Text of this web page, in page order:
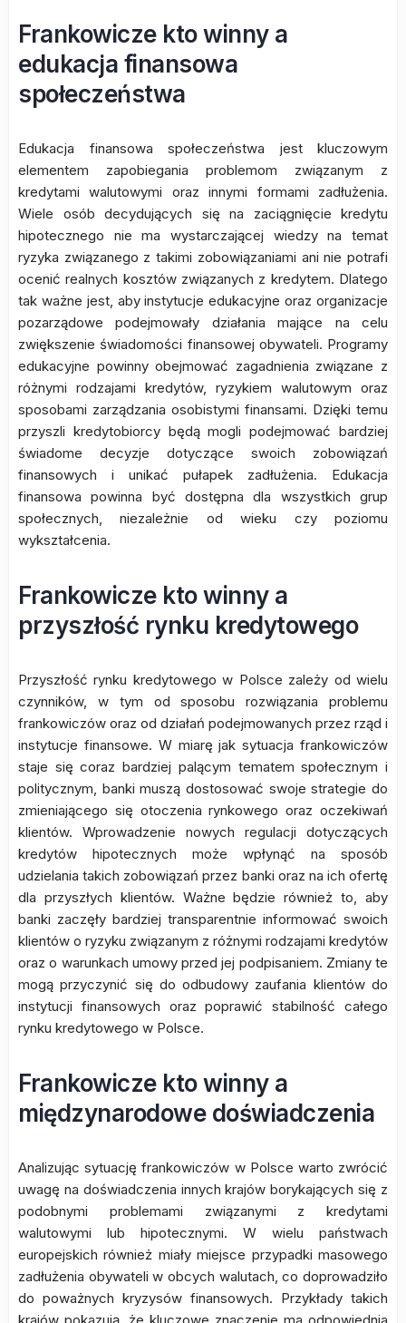
Frankowicze kto winny a
edukacja finansowa
społeczeństwa
Edukacja finansowa społeczeństwa jest kluczowym
elementem zapobiegania problemom związanym z
kredytami walutowymi oraz innymi formami zadłużenia.
Wiele osób decydujących się na zaciągnięcie kredytu
hipotecznego nie ma wystarczającej wiedzy na temat
ryzyka związanego z takimi zobowiązaniami ani nie potrafi
ocenić realnych kosztów związanych z kredytem. Dlatego
tak ważne jest, aby instytucje edukacyjne oraz organizacje
pozarządowe podejmowały działania mające na celu
zwiększenie świadomości finansowej obywateli. Programy
edukacyjne powinny obejmować zagadnienia związane z
różnymi rodzajami kredytów, ryzykiem walutowym oraz
sposobami zarządzania osobistymi finansami. Dzięki temu
przyszli kredytobiorcy będą mogli podejmować bardziej
świadome decyzje dotyczące swoich zobowiązań
finansowych i unikać pułapek zadłużenia. Edukacja
finansowa powinna być dostępna dla wszystkich grup
społecznych, niezależnie od wieku czy poziomu
wykształcenia.
Frankowicze kto winny a
przyszłość rynku kredytowego
Przyszłość rynku kredytowego w Polsce zależy od wielu
czynników, w tym od sposobu rozwiązania problemu
frankowiczów oraz od działań podejmowanych przez rząd i
instytucje finansowe. W miarę jak sytuacja frankowiczów
staje się coraz bardziej palącym tematem społecznym i
politycznym, banki muszą dostosować swoje strategie do
zmieniającego się otoczenia rynkowego oraz oczekiwań
klientów. Wprowadzenie nowych regulacji dotyczących
kredytów hipotecznych może wpłynąć na sposób
udzielania takich zobowiązań przez banki oraz na ich ofertę
dla przyszłych klientów. Ważne będzie również to, aby
banki zaczęły bardziej transparentnie informować swoich
klientów o ryzyku związanym z różnymi rodzajami kredytów
oraz o warunkach umowy przed jej podpisaniem. Zmiany te
mogą przyczynić się do odbudowy zaufania klientów do
instytucji finansowych oraz poprawić stabilność całego
rynku kredytowego w Polsce.
Frankowicze kto winny a
międzynarodowe doświadczenia
Analizując sytuację frankowiczów w Polsce warto zwrócić
uwagę na doświadczenia innych krajów borykających się z
podobnymi problemami związanymi z kredytami
walutowymi lub hipotecznymi. W wielu państwach
europejskich również miały miejsce przypadki masowego
zadłużenia obywateli w obcych walutach, co doprowadziło
do poważnych kryzysów finansowych. Przykłady takich